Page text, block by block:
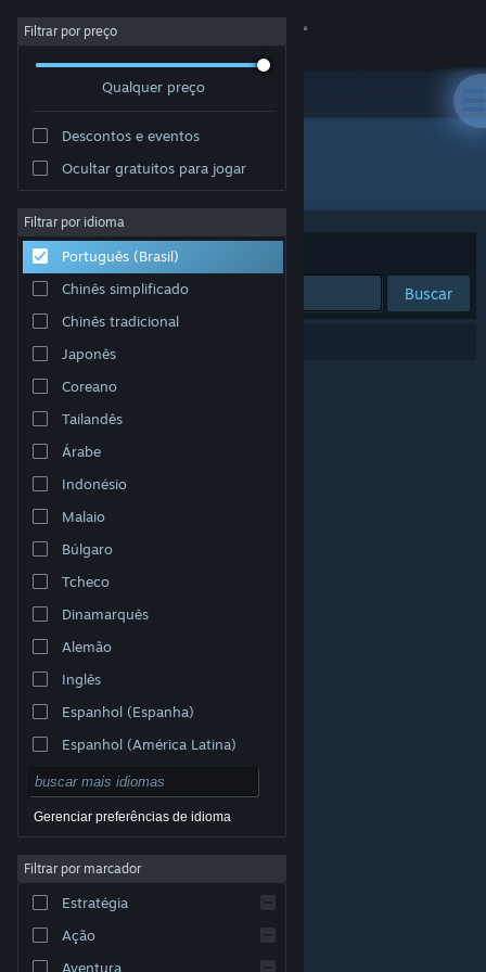
Iniciar sessão
Sobre
Suporte
Alterar idioma
Baixe o aplicativo móvel do Steam
Ver versão para computadores
© Valve Corporation. Todos os direitos reservados.
respectivos donos nos EUA e em outros países.
Acessibilidade
Reembolsos|Cookies
Filtrar por preço
Qualquer preço
Descontos e eventos
Ocultar gratuitos para jogar
Filtrar por idioma
Português (Brasil)
Chinês simplificado
Chinês tradicional
Japonês
Coreano
Tailandês
Árabe
Indonésio
Malaio
Búlgaro
Tcheco
Dinamarquês
Alemão
Inglês
Espanhol (Espanha)
Espanhol (América Latina)
Gerenciar preferências de idioma
Filtrar por marcador
Estratégia
Ação
Aventura
Desenvolvedor: Magic Dog Studios
Ordenar por Relevância
Buscar